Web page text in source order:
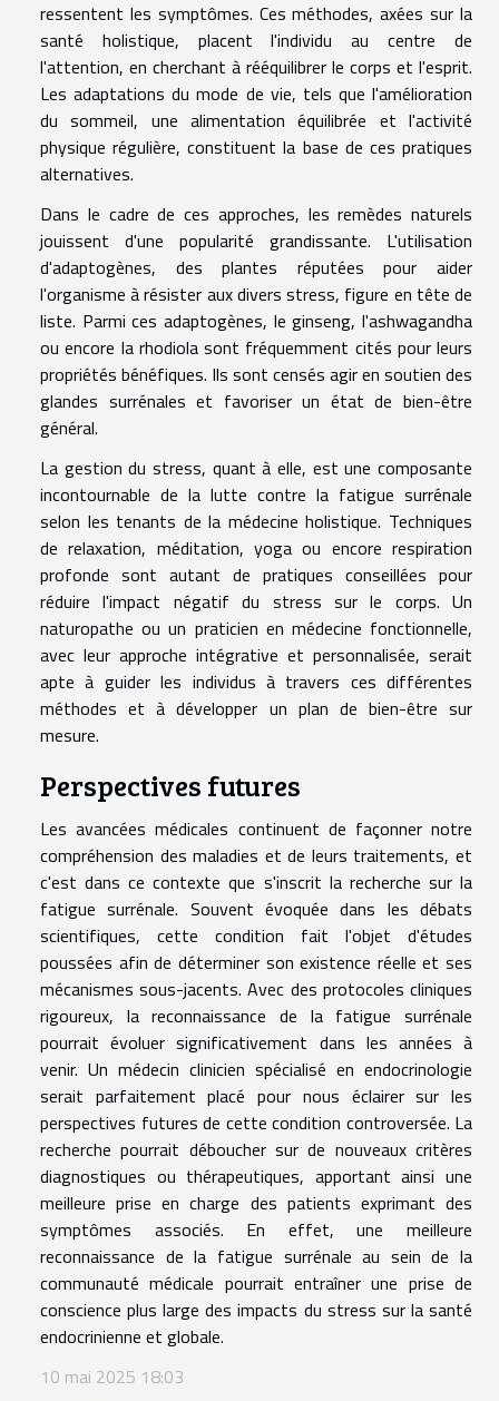
ressentent les symptômes. Ces méthodes, axées sur la
santé holistique, placent l'individu au centre de
l'attention, en cherchant à rééquilibrer le corps et l'esprit.
Les adaptations du mode de vie, tels que l'amélioration
du sommeil, une alimentation équilibrée et l'activité
physique régulière, constituent la base de ces pratiques
alternatives.
Dans le cadre de ces approches, les remèdes naturels
jouissent d'une popularité grandissante. L'utilisation
d'adaptogènes, des plantes réputées pour aider
l'organisme à résister aux divers stress, figure en tête de
liste. Parmi ces adaptogènes, le ginseng, l'ashwagandha
ou encore la rhodiola sont fréquemment cités pour leurs
propriétés bénéfiques. Ils sont censés agir en soutien des
glandes surrénales et favoriser un état de bien-être
général.
La gestion du stress, quant à elle, est une composante
incontournable de la lutte contre la fatigue surrénale
selon les tenants de la médecine holistique. Techniques
de relaxation, méditation, yoga ou encore respiration
profonde sont autant de pratiques conseillées pour
réduire l'impact négatif du stress sur le corps. Un
naturopathe ou un praticien en médecine fonctionnelle,
avec leur approche intégrative et personnalisée, serait
apte à guider les individus à travers ces différentes
méthodes et à développer un plan de bien-être sur
mesure.
Perspectives futures
Les avancées médicales continuent de façonner notre
compréhension des maladies et de leurs traitements, et
c'est dans ce contexte que s'inscrit la recherche sur la
fatigue surrénale. Souvent évoquée dans les débats
scientifiques, cette condition fait l'objet d'études
poussées afin de déterminer son existence réelle et ses
mécanismes sous-jacents. Avec des protocoles cliniques
rigoureux, la reconnaissance de la fatigue surrénale
pourrait évoluer significativement dans les années à
venir. Un médecin clinicien spécialisé en endocrinologie
serait parfaitement placé pour nous éclairer sur les
perspectives futures de cette condition controversée. La
recherche pourrait déboucher sur de nouveaux critères
diagnostiques ou thérapeutiques, apportant ainsi une
meilleure prise en charge des patients exprimant des
symptômes associés. En effet, une meilleure
reconnaissance de la fatigue surrénale au sein de la
communauté médicale pourrait entraîner une prise de
conscience plus large des impacts du stress sur la santé
endocrinienne et globale.
10 mai 2025 18:03